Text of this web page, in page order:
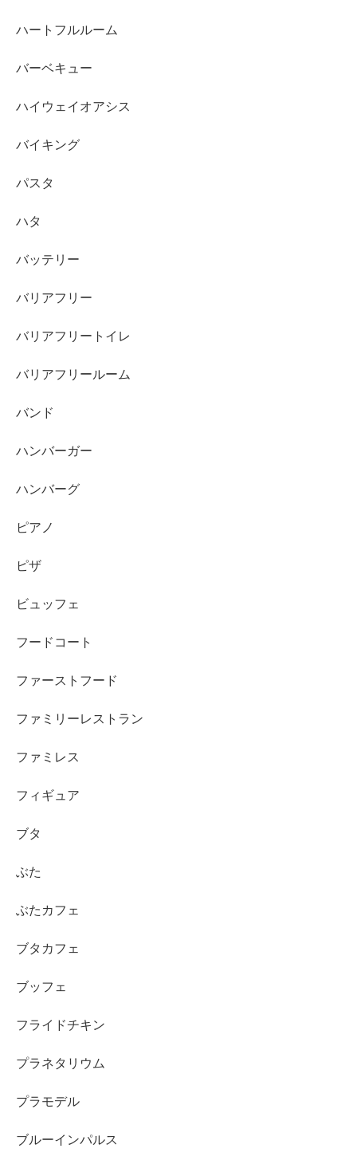
ハートフルルーム
バーベキュー
ハイウェイオアシス
バイキング
パスタ
ハタ
バッテリー
バリアフリー
バリアフリートイレ
バリアフリールーム
バンド
ハンバーガー
ハンバーグ
ピアノ
ピザ
ビュッフェ
フードコート
ファーストフード
ファミリーレストラン
ファミレス
フィギュア
ブタ
ぶた
ぶたカフェ
ブタカフェ
ブッフェ
フライドチキン
プラネタリウム
プラモデル
ブルーインパルス